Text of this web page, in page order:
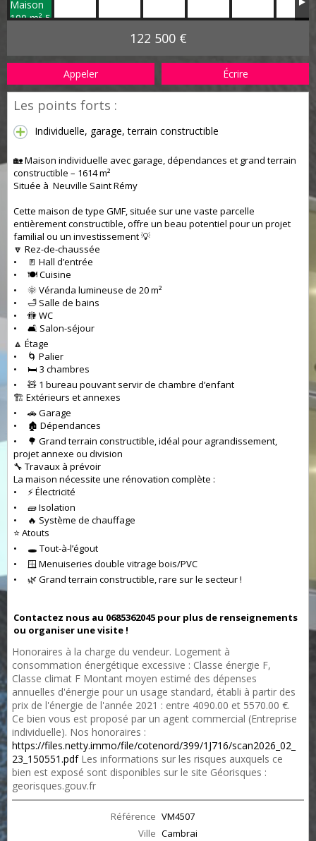
122 500 €
Appeler Écrire
Les points forts :
Individuelle, garage, terrain constructible
🏡 Maison individuelle avec garage, dépendances et grand terrain
constructible – 1614 m²
Située à Neuville Saint Rémy
Cette maison de type GMF, située sur une vaste parcelle
entièrement constructible, offre un beau potentiel pour un projet
familial ou un investissement 💡
🔽 Rez-de-chaussée
• 🚪 Hall d’entrée
• 🍽️ Cuisine
• 🌞 Véranda lumineuse de 20 m²
• 🛁 Salle de bains
• 🚻 WC
• 🛋️ Salon-séjour
🔼 Étage
• 🌀 Palier
• 🛏️ 3 chambres
• 🧸 1 bureau pouvant servir de chambre d’enfant
🏗️ Extérieurs et annexes
• 🚗 Garage
• 🏚️ Dépendances
• 🌳 Grand terrain constructible, idéal pour agrandissement,
projet annexe ou division
🔧 Travaux à prévoir
La maison nécessite une rénovation complète :
• ⚡ Électricité
• 🧱 Isolation
• 🔥 Système de chauffage
⭐ Atouts
• 🕳️ Tout-à-l’égout
• 🪟 Menuiseries double vitrage bois/PVC
• 🌿 Grand terrain constructible, rare sur le secteur !
Contactez nous au 0685362045 pour plus de renseignements
ou organiser une visite !
Honoraires à la charge du vendeur. Logement à
consommation énergétique excessive : Classe énergie F,
Classe climat F Montant moyen estimé des dépenses
annuelles d'énergie pour un usage standard, établi à partir des
prix de l'énergie de l'année 2021 : entre 4090.00 et 5570.00 €.
Ce bien vous est proposé par un agent commercial (Entreprise
individuelle). Nos honoraires :
https://files.netty.immo/file/cotenord/399/1J716/scan2026_02_
23_150551.pdfLes informations sur les risques auxquels ce
bien est exposé sont disponibles sur le site Géorisques :
georisques.gouv.fr
Référence VM4507
Ville Cambrai